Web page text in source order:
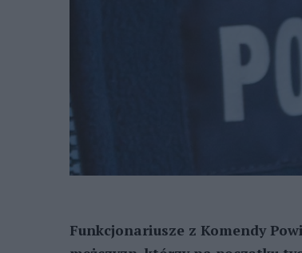
Funkcjonariusze z Komendy